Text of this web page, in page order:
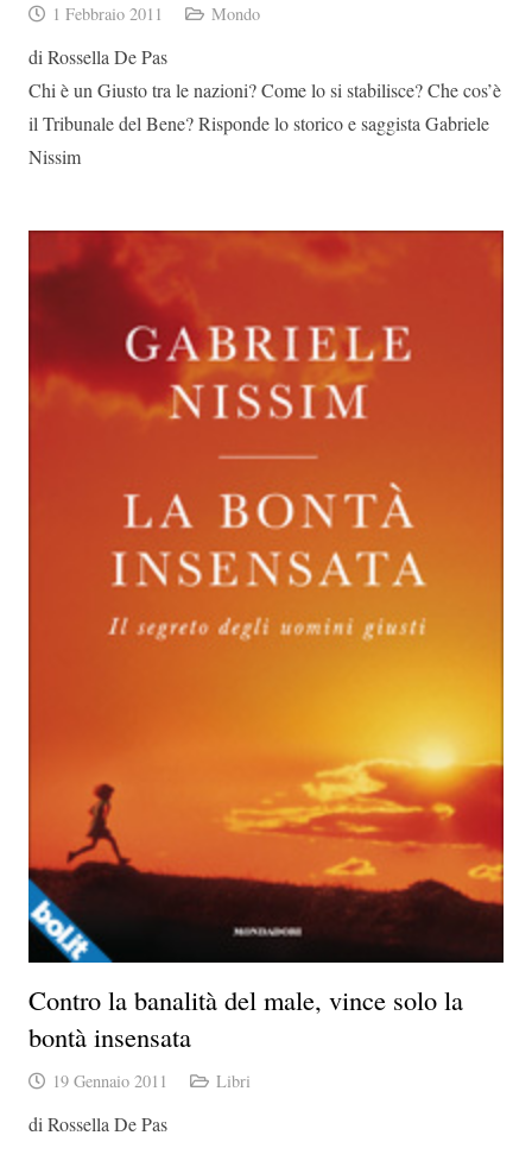
1 Febbraio 2011 Mondo
di Rossella De Pas
Chi è un Giusto tra le nazioni? Come lo si stabilisce? Che cos’è
il Tribunale del Bene? Risponde lo storico e saggista Gabriele
Nissim
Contro la banalità del male, vince solo la
bontà insensata
19 Gennaio 2011 Libri
di Rossella De Pas